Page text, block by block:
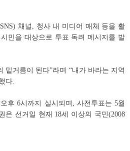
채널, 청사 내 미디어 매체 등을 활
민을 대상으로 투표 독려 메시지를 발
거름이 된다”라며 “내가 바라는 지역
다.
후 6시까지 실시되며, 사전투표는 5월
은 선거일 현재 18세 이상의 국민(2008